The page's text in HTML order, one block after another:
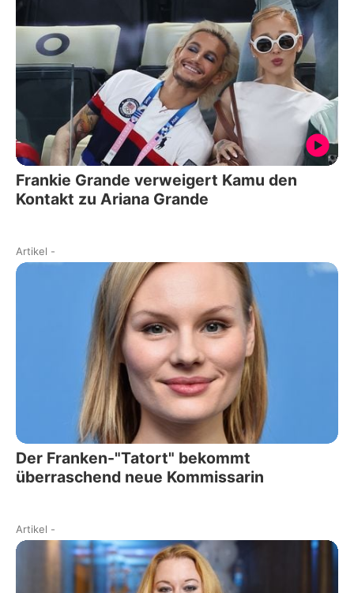
Frankie Grande verweigert Kamu den
Kontakt zu Ariana Grande
Artikel -
Der Franken-"Tatort" bekommt
überraschend neue Kommissarin
Artikel -